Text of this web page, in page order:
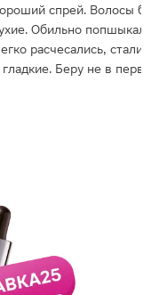
спрей. Волосы
Обильно попшыкала.
расчесались, стали
гладкие. Беру не в